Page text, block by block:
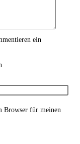
ein
Browser für meinen